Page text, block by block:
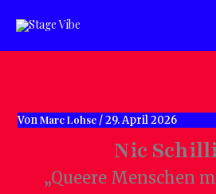
Inhalt
VonMarc Lohse/29. April 2026
Nic
„Queere Menschen